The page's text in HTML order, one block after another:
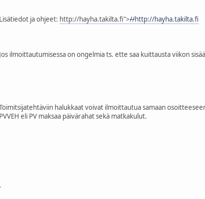
Lisätiedot ja ohjeet: http://hayha.takilta.fi">//http://hayha.takilta.fi
Jos ilmoittautumisessa on ongelmia ts. ette saa kuittausta viikon
halukkaat voivat ilmoittautua samaan
PVVEH eli PV maksaa päivärahat sekä matkakulut.